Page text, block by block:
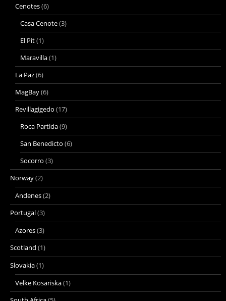
Cenotes(6)
Casa Cenote(3)
El Pit(1)
Maravilla(1)
La Paz(6)
MagBay(6)
Revillagigedo (17)
Roca Partida(9)
San Benedicto (6)
Socorro (3)
Norway(2)
Andenes(2)
Portugal(3)
Azores(3)
Scotland (1)
Slovakia(1)
Velke Kosariska(1)